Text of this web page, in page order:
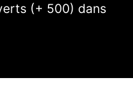
(+ 500) dans